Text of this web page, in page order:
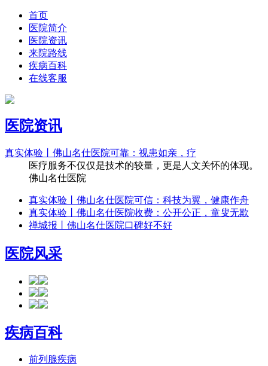
首页
医院简介
医院资讯
来院路线
疾病百科
在线客服
医院资讯
真实体验丨佛山名仕医院可靠：视患如亲，疗
医疗服务不仅仅是技术的较量，更是人文关怀的体现。
佛山名仕医院
真实体验丨佛山名仕医院可信：科技为翼，健康作舟
真实体验丨佛山名仕医院收费：公开公正，童叟无欺
禅城报丨佛山名仕医院口碑好不好
医院风采
疾病百科
前列腺疾病